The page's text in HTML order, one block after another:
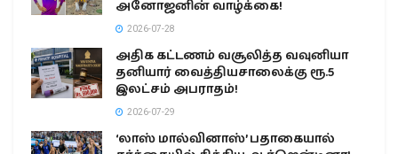
அனோஜனின் வாழ்க்கை!
2026-07-28
அதிக கட்டணம் வசூலித்த வவுனியா
தனியார் வைத்தியசாலைக்கு ரூ.5
இலட்சம் அபராதம்!
2026-07-29
‘லாஸ் மால்வினாஸ்’ பதாகையால்